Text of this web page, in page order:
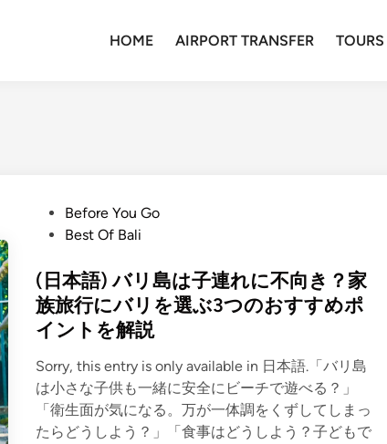
HOME AIRPORT TRANSFER TOURS
t
e
n
Before You Go
Best Of Bali
(日本語) バリ島は子連れに不向き？家
族旅行にバリを選ぶ3つのおすすめポ
イントを解説
Sorry, this entry is only available in 日本語.「バリ島
は小さな子供も一緒に安全にビーチで遊べる？」
「衛生面が気になる。万が一体調をくずしてしまっ
たらどうしよう？」「食事はどうしよう？子どもで